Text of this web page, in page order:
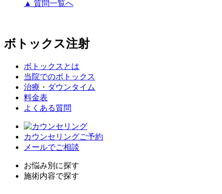
▲ 質問一覧へ
ボトックス注射
ボトックスとは
当院でのボトックス
治療・ダウンタイム
料金表
よくある質問
カウンセリングご予約
メールでご相談
お悩み別に探す
施術内容で探す